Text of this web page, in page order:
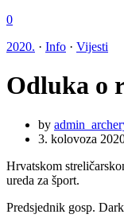
0
2020. · Info · Vijesti
Odluka o
by
3. kolovoza
Hrvatskom
ureda za šport.
Predsjednik gosp.